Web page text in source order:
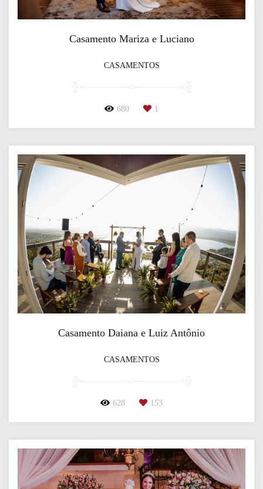
Casamento Mariza e Luciano
CASAMENTOS
680 1
Casamento Daiana e Luiz Antônio
CASAMENTOS
628 153